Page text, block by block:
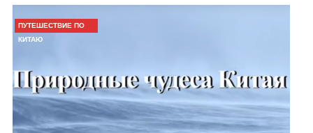
ПУТЕШЕСТВИЕ ПО
КИТАЮ